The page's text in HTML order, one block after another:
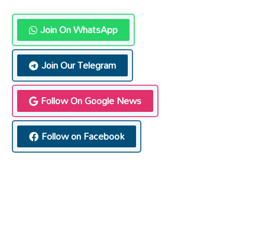
Join On WhatsApp
Join Our Telegram
Follow On Google News
Follow on Facebook